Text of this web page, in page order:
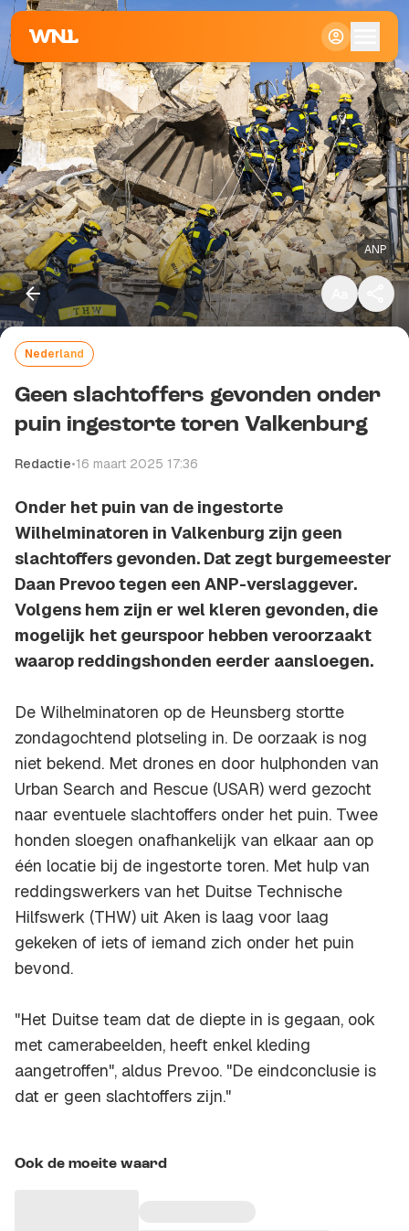
ANP
Klein
Standaard
Groot
Nederland
Geen slachtoffers gevonden onder
puin ingestorte toren Valkenburg
Redactie•16 maart 2025 17:36
Onder het puin van de ingestorte
Wilhelminatoren in Valkenburg zijn geen
slachtoffers gevonden. Dat zegt burgemeester
Daan Prevoo tegen een ANP-verslaggever.
Volgens hem zijn er wel kleren gevonden, die
mogelijk het geurspoor hebben veroorzaakt
waarop reddingshonden eerder aansloegen.
De Wilhelminatoren op de Heunsberg stortte
zondagochtend plotseling in. De oorzaak is nog
niet bekend. Met drones en door hulphonden van
Urban Search and Rescue (USAR) werd gezocht
naar eventuele slachtoffers onder het puin. Twee
honden sloegen onafhankelijk van elkaar aan op
één locatie bij de ingestorte toren. Met hulp van
reddingswerkers van het Duitse Technische
Hilfswerk (THW) uit Aken is laag voor laag
gekeken of iets of iemand zich onder het puin
bevond.
"Het Duitse team dat de diepte in is gegaan, ook
met camerabeelden, heeft enkel kleding
aangetroffen", aldus Prevoo. "De eindconclusie is
dat er geen slachtoffers zijn."
Ook de moeite waard